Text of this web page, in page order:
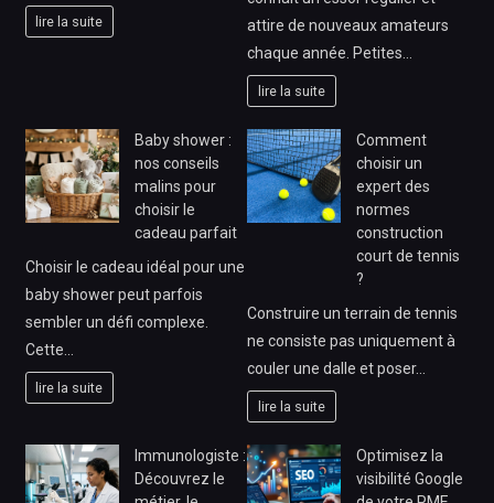
lire la suite
attire de nouveaux amateurs
chaque année. Petites…
lire la suite
Baby shower :
nos conseils
malins pour
choisir le
cadeau parfait
Choisir le cadeau idéal pour une
baby shower peut parfois
sembler un défi complexe.
Cette…
lire la suite
Comment
choisir un
expert des
normes
construction
court de tennis
?
Construire un terrain de tennis
ne consiste pas uniquement à
couler une dalle et poser…
lire la suite
Immunologiste :
Découvrez le
Optimisez la
visibilité Google